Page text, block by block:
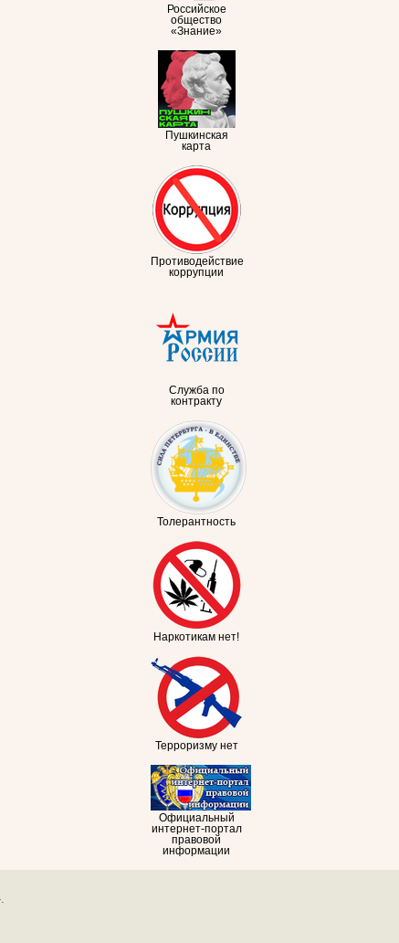
Российское
общество
«Знание»
Пушкинская
карта
Противодействие
коррупции
Служба по
контракту
Толерантность
Наркотикам нет!
Терроризму нет
Официальный
интернет-портал
правовой
информации